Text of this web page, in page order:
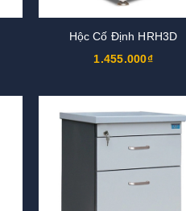
Hộc Cố Định HRH3D
1.455.000₫